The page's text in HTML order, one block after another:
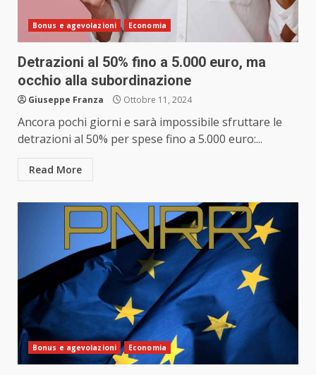
Bonus e agevolazioni Economia
Detrazioni al 50% fino a 5.000 euro, ma
occhio alla subordinazione
Giuseppe Franza Ottobre 11, 2024
Ancora pochi giorni e sarà impossibile sfruttare le
detrazioni al 50% per spese fino a 5.000 euro:...
Read More
Bonus e agevolazioni Economia